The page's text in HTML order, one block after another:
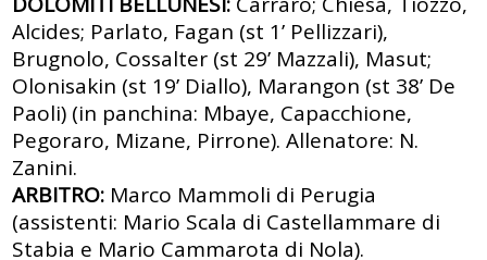
Alcides; Parlato, Fagan (st 1’ Pellizzari),
Brugnolo, Cossalter (st 29’ Mazzali), Masut;
Olonisakin (st 19’ Diallo), Marangon (st 38’ De
Paoli) (in panchina: Mbaye, Capacchione,
Pegoraro, Mizane, Pirrone). Allenatore: N.
Zanini.
ARBITRO: Marco Mammoli di Perugia
(assistenti: Mario Scala di Castellammare di
Stabia e Mario Cammarota di Nola).